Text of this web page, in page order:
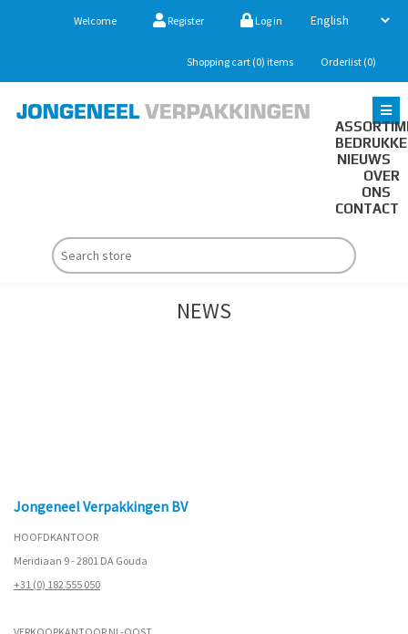
Welcome Register Log in
Shopping cart (0) items Orderlist (0)
NIEUWS
OVER
ONS
CONTACT
NEWS
Jongeneel Verpakkingen BV
HOOFDKANTOOR
Meridiaan 9 - 2801 DA Gouda
+31 (0) 182 555 050